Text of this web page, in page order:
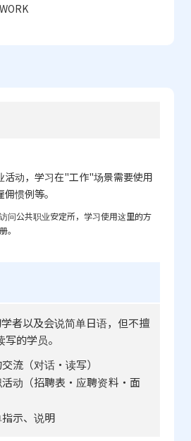
活动，学习在"工作"场景需要使用
惯例等。
问公共职业安定所，学习使用这里的方
。
者以及会说简单日语，但不擅
的学员。
流（对话・读写）
活动（招聘表・应聘资料・面
示、说明